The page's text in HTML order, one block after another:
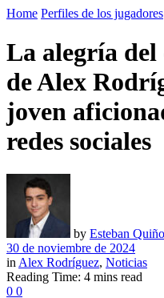
Home Perfiles de los jugadores
La alegría del
de Alex
joven
redes sociales
by Esteban
30 de noviembre de 2024
in Alex Rodríguez, Noticias
Reading Time: 4 mins read
0 0